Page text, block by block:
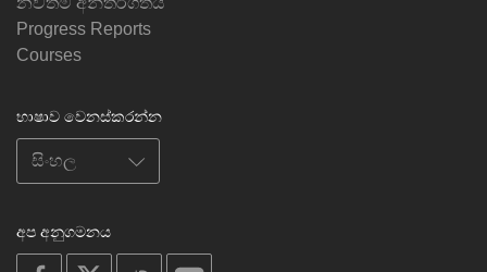
Progress Reports
Courses
භාෂාව වෙනස්කරන්න
අප අනුගමනය
on